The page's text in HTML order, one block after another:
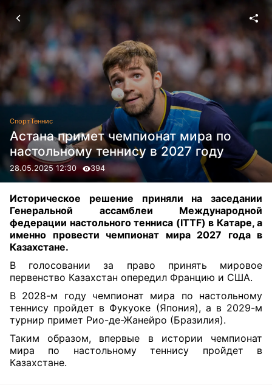
СпортТеннис
Астана примет чемпионат мира по
настольному теннису в 2027 году
28.05.2025 12:30 394
Историческое решение приняли на заседании
Генеральной ассамблеи Международной
федерации настольного тенниса (ITTF) в Катаре, а
именно провести чемпионат мира 2027 года в
Казахстане.
В голосовании за право принять мировое
первенство Казахстан опередил Францию и США.
В 2028-м году чемпионат мира по настольному
теннису пройдет в Фукуоке (Япония), а в 2029-м
турнир примет Рио-де-Жанейро (Бразилия).
Таким образом, впервые в истории чемпионат
мира по настольному теннису пройдет в
Казахстане.